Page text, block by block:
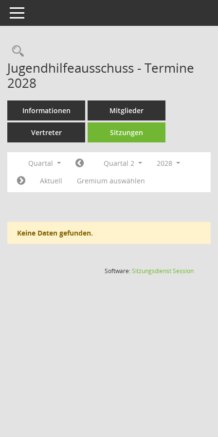
Toggle navigation
Rechercheauswahl
Jugendhilfeausschuss - Termine
2028
Informationen Mitglieder
Vertreter Sitzungen
Quartal Quartal 2
2028
Aktuell
Gremium auswählen
Keine Daten gefunden.
Software:SitzungsdienstSession(Wird in